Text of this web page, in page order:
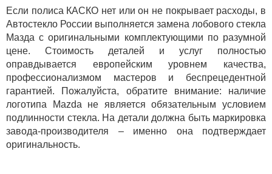
Если полиса КАСКО нет или он не покрывает расходы, в
Автостекло России выполняется замена лобового стекла
Мазда с оригинальными комплектующими по разумной
цене. Стоимость деталей и услуг полностью
оправдывается европейским уровнем качества,
профессионализмом мастеров и беспрецедентной
гарантией. Пожалуйста, обратите внимание: наличие
логотипа Mazda не является обязательным условием
подлинности стекла. На детали должна быть маркировка
завода-производителя – именно она подтверждает
оригинальность.